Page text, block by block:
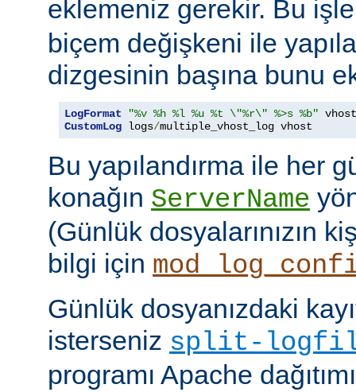
eklemeniz gerekir. Bu
biçem değişkeni ile
dizgesinin başına bunu
LogFormat
"%v %h %l %u %t \"%r\" %>s %b"
CustomLog logs/multiple_vhost_log vhost
Bu yapılandırma ile her
konağın ServerName
(Günlük dosyalarınızın
bilgi için
Günlük dosyanızdaki
isterseniz split-
programı Apache